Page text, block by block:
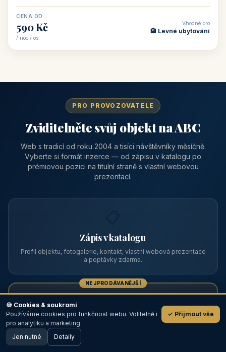
CENA OD
590 Kč
/ noc / os.
Vhodné pro
🏨 Levné ubytování
PRO PROVOZOVATELE
Zviditelněte svůj objekt na ABC
Web s tradicí od roku 2004 a tisíci návštěvníky měsíčně.
Vyberte si formát inzerce — od zápisu v katalogu po
prémiovou pozici na titulní straně s vlastní webovou
prezentací.
Zápis v katalogu
Profil objektu, fotogalerie, kontakt, vlastní webová prezentace
a poptávky zdarma.
NEJPRODÁVANĚJŠÍ
Prémiový partner
TOP pozice na titulce, přednost ve výpisech, zlatý odznak a
💬
🖥️ Desktop verze
🍪 Cookies & soukromí
Používáme cookies pro funkčnost webu. Volitelně i
pro analytiku a marketing.
✓ Přijmout vše
Jen nutné Detaily